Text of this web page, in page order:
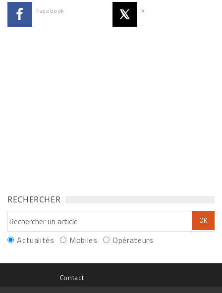
Facebook X
RECHERCHER
Actualités Mobiles Opérateurs
Contact